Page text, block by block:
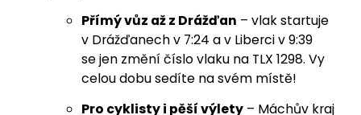
Přímý vůz až z Drážďan – vlak startuje
v Drážďanech v 7:24 a v Liberci v 9:39
se jen změní číslo vlaku na TLX 1298. Vy
celou dobu sedíte na svém místě!
Pro cyklisty i pěší výlety – Máchův kraj